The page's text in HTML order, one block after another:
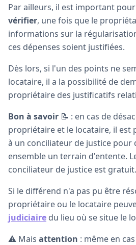
Par ailleurs, il est important
vérifier, une fois que le
informations sur la
ces dépenses soient justifiées.
Dès lors, si l'un des points ne
locataire, il a la possibilité de
propriétaire des justificatifs
Bon à savoir 📝 : en cas de
propriétaire et le locataire, il est
à un conciliateur de justice pour
ensemble un terrain d'entente.
conciliateur de justice est gratuit.
Si le différend n'a pas pu être
propriétaire ou le locataire
judiciaire du lieu où se situe le
⚠️ Mais attention : même en